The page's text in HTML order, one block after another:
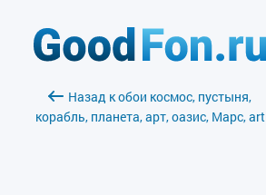
Назад к обои космос, пустыня,
корабль, планета, арт, оазис, Марс, art